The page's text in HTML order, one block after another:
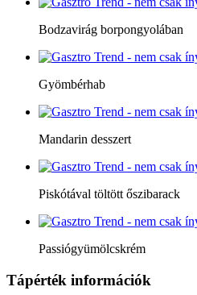
Bodzavirág borpongyolában
Gyömbérhab
Mandarin desszert
Piskótával töltött őszibarack
Passiógyümölcskrém
Tápérték információk